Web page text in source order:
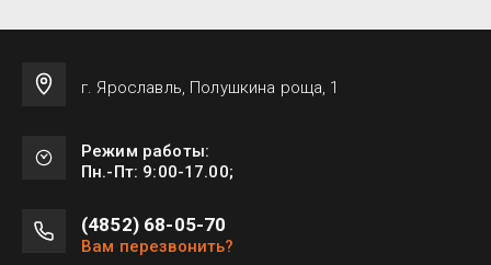
г. Ярославль, Полушкина роща, 1
Режим работы:
Пн.-Пт: 9:00-17.00;
(4852) 68-05-70
Вам перезвонить?